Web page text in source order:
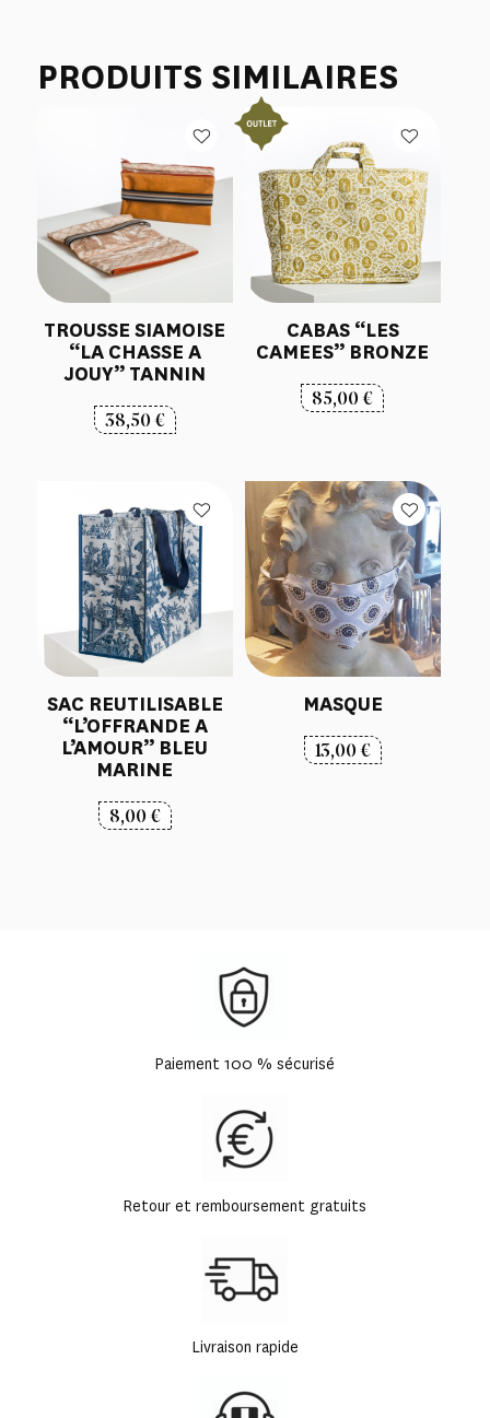
PRODUITS SIMILAIRES
TROUSSE SIAMOISE
“LA CHASSE A
JOUY” TANNIN
38,50€
CABAS “LES
CAMEES” BRONZE
85,00€
SAC REUTILISABLE
“L’OFFRANDE A
L’AMOUR” BLEU
MARINE
8,00€
MASQUE
13,00€
Paiement 100 % sécurisé
Retour et remboursement gratuits
Livraison rapide